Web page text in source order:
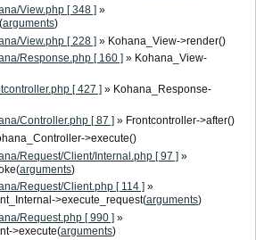
View.php [ 348 ] »
arguments)
View.php [ 228 ] » Kohana_View->render()
Response.php [ 160 ] » Kohana_View-
[ 427 ] » Kohana_Response-
Controller.php [ 87 ] » Frontcontroller->after()
>execute()
Request/Client/Internal.php [ 97 ] »
arguments)
Request/Client.php [ 114 ] »
>execute_request(arguments)
Request.php [ 990 ] »
>execute(arguments)